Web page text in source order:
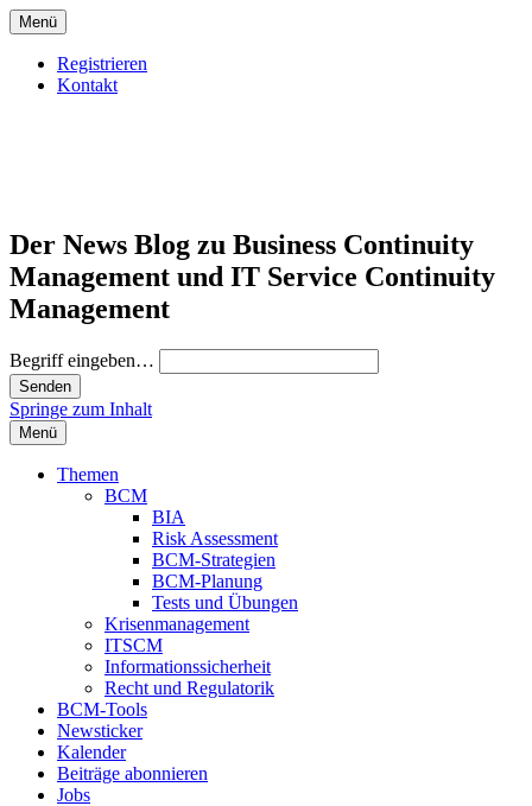
Menü
Registrieren
Kontakt
Der News Blog zu Business Continuity
Management und IT Service Continuity
Management
Begriff eingeben…
Springe zum Inhalt
Menü
Themen
BCM
BIA
Risk Assessment
BCM-Strategien
BCM-Planung
Tests und Übungen
Krisenmanagement
ITSCM
Informationssicherheit
Recht und Regulatorik
BCM-Tools
Newsticker
Kalender
Beiträge abonnieren
Jobs